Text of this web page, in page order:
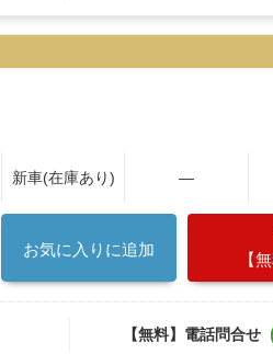
新車(在庫あり) ―
お気に入りに追加
【
【無料】電話問合せ